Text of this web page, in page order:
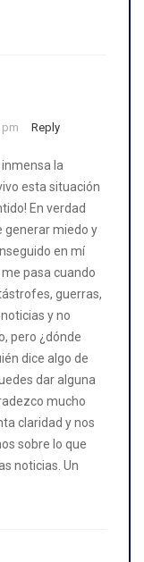
Reply
inmensa la
esta situación
En verdad
generar miedo y
en mí
pasa cuando
guerras,
y no
pero ¿dónde
dice algo de
dar alguna
mucho
claridad y nos
sobre lo que
noticias. Un